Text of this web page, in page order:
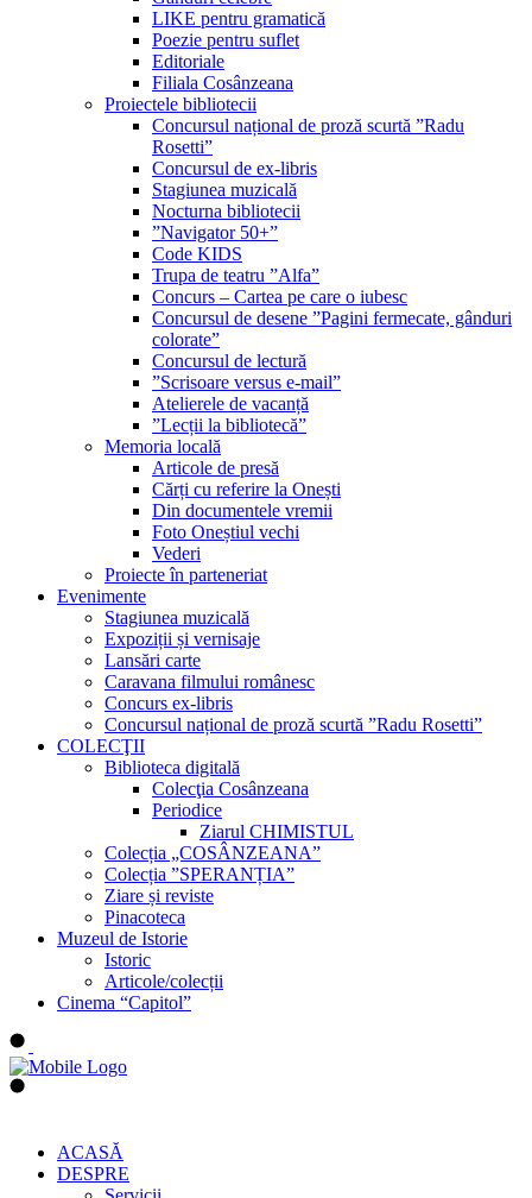
LIKE pentru gramatică
Poezie pentru suflet
Editoriale
Filiala Cosânzeana
Proiectele bibliotecii
Concursul național de proză scurtă ”Radu
Rosetti”
Concursul de ex-libris
Stagiunea muzicală
Nocturna bibliotecii
”Navigator 50+”
Code KIDS
Trupa de teatru ”Alfa”
Concurs – Cartea pe care o iubesc
Concursul de desene ”Pagini fermecate, gânduri
colorate”
Concursul de lectură
”Scrisoare versus e-mail”
Atelierele de vacanță
”Lecții la bibliotecă”
Memoria locală
Articole de presă
Cărți cu referire la Onești
Din documentele vremii
Foto Oneștiul vechi
Vederi
Proiecte în parteneriat
Evenimente
Stagiunea muzicală
Expoziții și vernisaje
Lansări carte
Caravana filmului românesc
Concurs ex-libris
Concursul național de proză scurtă ”Radu Rosetti”
COLECŢII
Biblioteca digitală
Colecţia Cosânzeana
Periodice
Ziarul CHIMISTUL
Colecția „COSÂNZEANA”
Colecția ”SPERANȚIA”
Ziare și reviste
Pinacoteca
Muzeul de Istorie
Istoric
Articole/colecții
Cinema “Capitol”
ACASĂ
DESPRE